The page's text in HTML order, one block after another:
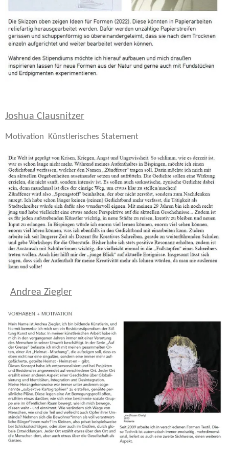
Joshua Clausnitzer
Motivation Künstlerisches Statement
Andrea Ziegler